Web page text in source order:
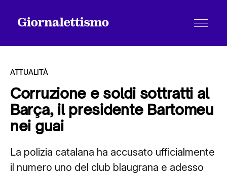
Tutti gli articoli
Chi siamo
ATTUALITÀ
Corruzione e soldi sottratti al
Barça, il presidente Bartomeu
nei guai
La polizia catalana ha accusato ufficialmente
il numero uno del club blaugrana e adesso